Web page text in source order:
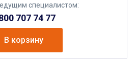
специалистом:
707 74 77
В корзину